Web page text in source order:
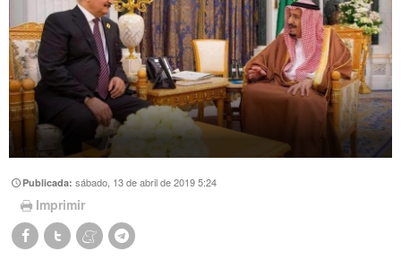
Publicada:sábado, 13 de abril de 2019 5:24
Imprimir